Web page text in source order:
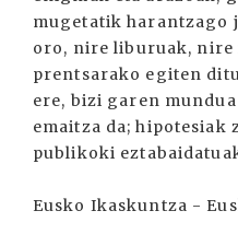
mugetatik harantzago
oro, nire liburuak, nire
prentsarako egiten
ere, bizi garen
emaitza da; hipotesiak
publikoki
Eusko Ikaskuntza -